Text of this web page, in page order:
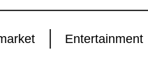
Entertainment